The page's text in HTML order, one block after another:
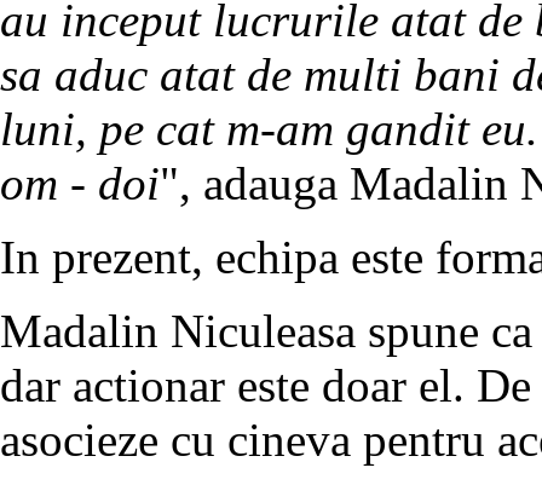
au inceput lucrurile atat de
sa aduc atat de multi bani
luni, pe cat m-am gandit
om - doi", adauga Madalin
In prezent, echipa este
Madalin Niculeasa spune
dar actionar este doar el.
asocieze cu cineva pentru